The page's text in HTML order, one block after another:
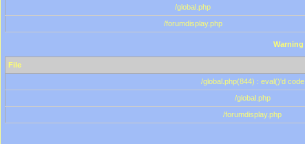
/global.php
/forumdisplay.php
Warning
File
/global.php(844) : eval()'d code
/global.php
/forumdisplay.php